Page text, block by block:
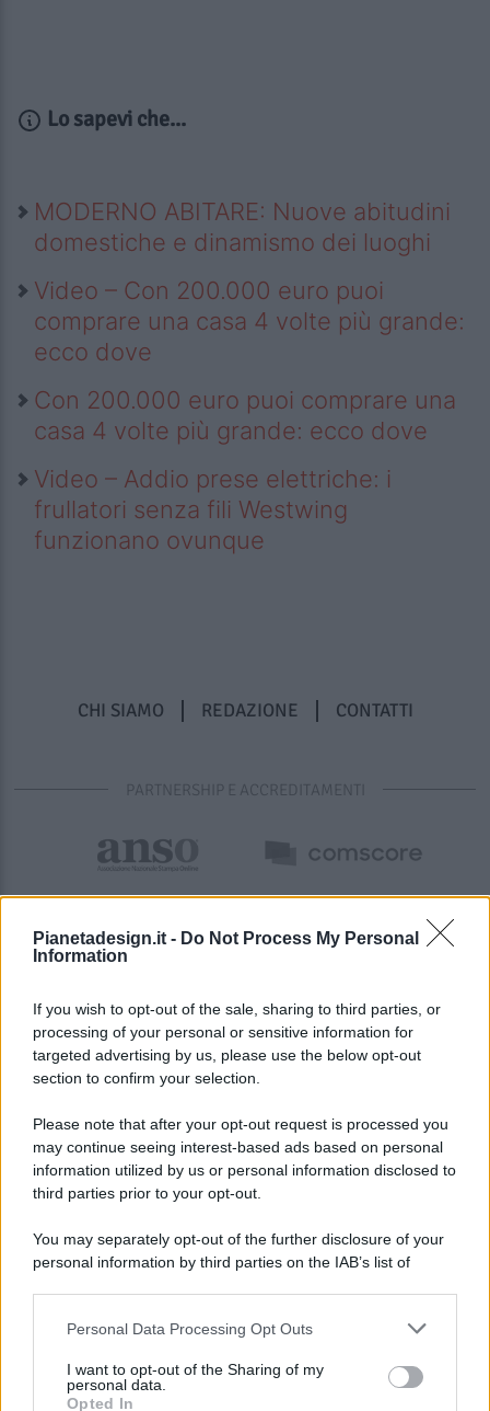
Pianetadesign.it - Do Not Process My Personal
Information
If you wish to opt-out of the sale, sharing to third parties, or
processing of your personal or sensitive information for
targeted advertising by us, please use the below opt-out
section to confirm your selection.
Please note that after your opt-out request is processed you
may continue seeing interest-based ads based on personal
information utilized by us or personal information disclosed to
third parties prior to your opt-out.
You may separately opt-out of the further disclosure of your
personal information by third parties on the IAB’s list of
This information may also be disclosed by us to third parties
disclose it to other third parties.
Personal Data Processing Opt Outs
I want to opt-out of the Sharing of my
personal data.
Opted In
Lo sapevi che...
MODERNO ABITARE: Nuove abitudini
domestiche e dinamismo dei luoghi
Video – Con 200.000 euro puoi
comprare una casa 4 volte più grande:
ecco dove
Con 200.000 euro puoi comprare una
casa 4 volte più grande: ecco dove
Video – Addio prese elettriche: i
frullatori senza fili Westwing
funzionano ovunque
CHI SIAMO REDAZIONE CONTATTI
PARTNERSHIP E ACCREDITAMENTI
© 2026 - Pianeta Design - P.IVA 04827280654 - Testata
Registrata Al Tribunale Di Nocera Inferiore N. 8/2020 - RG N.
ISCRIZIONE AL ROC N. 35792 – ISCRITTA ALL’ANSO
(ASSOCIAZIONE NAZIONALE STAMPA ONLINE)
PREFERENZE PRIVACY